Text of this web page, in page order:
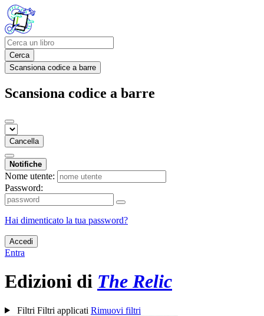
Cerca
Scansiona codice a barre
Scansiona codice a barre
Cancella
Notifiche
Nome utente:
Password:
Hai dimenticato la tua password?
Accedi
Entra
Edizioni di The Relic
Filtri Filtri applicati Rimuovi filtri